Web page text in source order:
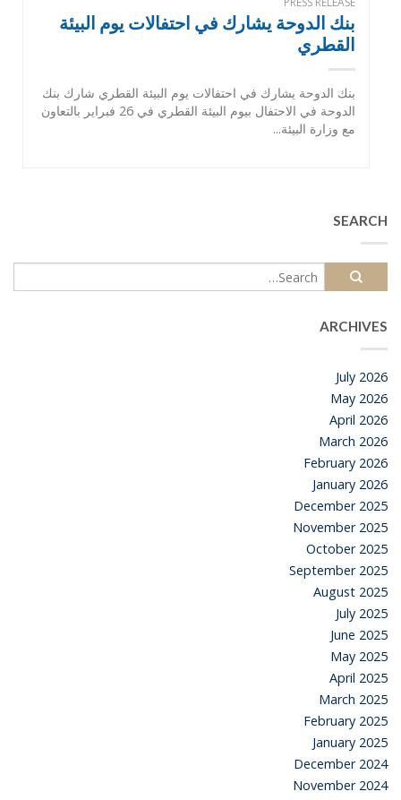
بنك الدوحة يشارك في احتفالات يوم البيئة
القطري
بنك الدوحة يشارك في احتفالات يوم البيئة القطري شارك بنك
الدوحة في الاحتفال بيوم البيئة القطري في 26 فبراير بالتعاون
مع وزارة البيئة...
SEARCH
ARCHIVES
July 2026
May 2026
April 2026
March 2026
February 2026
January 2026
December 2025
November 2025
October 2025
September 2025
August 2025
July 2025
June 2025
May 2025
April 2025
March 2025
February 2025
January 2025
December 2024
November 2024